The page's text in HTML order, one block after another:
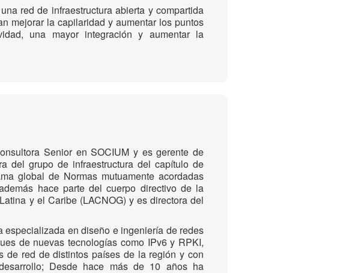
red de infraestructura abierta y compartida
mejorar la capilaridad y aumentar los puntos
una mayor integración y aumentar la
Senior en SOCIUM y es gerente de
del grupo de infraestructura del capítulo de
global de Normas mutuamente acordadas
hace parte del cuerpo directivo de la
y el Caribe (LACNOG) y es directora del
especializada en diseño e ingeniería de redes
de nuevas tecnologías como IPv6 y RPKI,
de red de distintos países de la región y con
Desde hace más de 10 años ha